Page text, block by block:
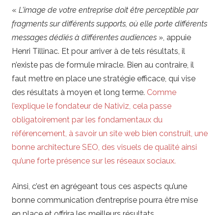
« L’image de votre entreprise doit être perceptible par
fragments sur différents supports, où elle porte différents
messages dédiés à différentes audiences », appuie
Henri Tillinac. Et pour arriver à de tels résultats, il
n’existe pas de formule miracle. Bien au contraire, il
faut mettre en place une stratégie efficace, qui vise
des résultats à moyen et long terme. Comme
l’explique le fondateur de Nativiz, cela passe
obligatoirement par les fondamentaux du
référencement, à savoir un site web bien construit, une
bonne architecture SEO, des visuels de qualité ainsi
qu’une forte présence sur les réseaux sociaux.
Ainsi, c’est en agrégeant tous ces aspects qu’une
bonne communication d’entreprise pourra être mise